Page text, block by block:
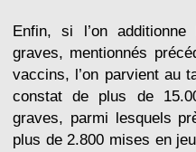
Enfin, si l’on
graves, mentionnés
vaccins, l’on parvient au
constat de plus de
graves, parmi lesquels
plus de 2.800 mises en